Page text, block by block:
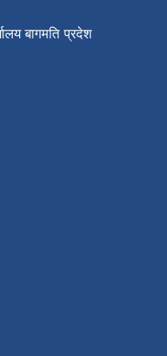
बागमति प्रदेश